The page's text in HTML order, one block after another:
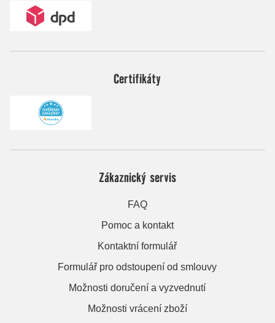
Certifikáty
Zákaznický servis
FAQ
Pomoc a kontakt
Kontaktní formulář
Formulář pro odstoupení od smlouvy
Možnosti doručení a vyzvednutí
Možnosti vrácení zboží